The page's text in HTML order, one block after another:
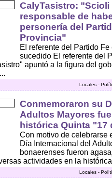
CalyTasistro:
responsable de
personería del
Provincia"
El referente del Partido
sucedido El referente del
apuntó a la figura del
Locales -
Conmemoraron su
Adultos Mayores
histórica Quinta "17
Con motivo de celebrarse
Día Internacional del
bonaerenses fueron
actividades en la
Locales -